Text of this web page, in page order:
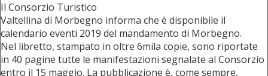
Il Consorzio Turistico
Valtellina di Morbegno informa che è disponibile il
calendario eventi 2019 del mandamento di Morbegno.
Nel libretto, stampato in oltre 6mila copie, sono riportate
in 40 pagine tutte le manifestazioni segnalate al Consorzio
entro il 15 maggio. La pubblicazione è, come sempre,